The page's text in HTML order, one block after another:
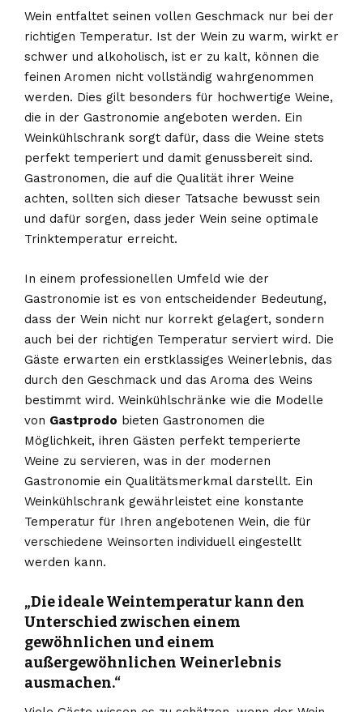
Wein entfaltet seinen vollen Geschmack nur bei der
richtigen Temperatur. Ist der Wein zu warm, wirkt er
schwer und alkoholisch, ist er zu kalt, können die
feinen Aromen nicht vollständig wahrgenommen
werden. Dies gilt besonders für hochwertige Weine,
die in der Gastronomie angeboten werden. Ein
Weinkühlschrank sorgt dafür, dass die Weine stets
perfekt temperiert und damit genussbereit sind.
Gastronomen, die auf die Qualität ihrer Weine
achten, sollten sich dieser Tatsache bewusst sein
und dafür sorgen, dass jeder Wein seine optimale
Trinktemperatur erreicht.
In einem professionellen Umfeld wie der
Gastronomie ist es von entscheidender Bedeutung,
dass der Wein nicht nur korrekt gelagert, sondern
auch bei der richtigen Temperatur serviert wird. Die
Gäste erwarten ein erstklassiges Weinerlebnis, das
durch den Geschmack und das Aroma des Weins
bestimmt wird. Weinkühlschränke wie die Modelle
von Gastprodo bieten Gastronomen die
Möglichkeit, ihren Gästen perfekt temperierte
Weine zu servieren, was in der modernen
Gastronomie ein Qualitätsmerkmal darstellt. Ein
Weinkühlschrank gewährleistet eine konstante
Temperatur für Ihren angebotenen Wein, die für
verschiedene Weinsorten individuell eingestellt
werden kann.
„Die ideale Weintemperatur kann den
Unterschied zwischen einem
gewöhnlichen und einem
außergewöhnlichen Weinerlebnis
ausmachen.“